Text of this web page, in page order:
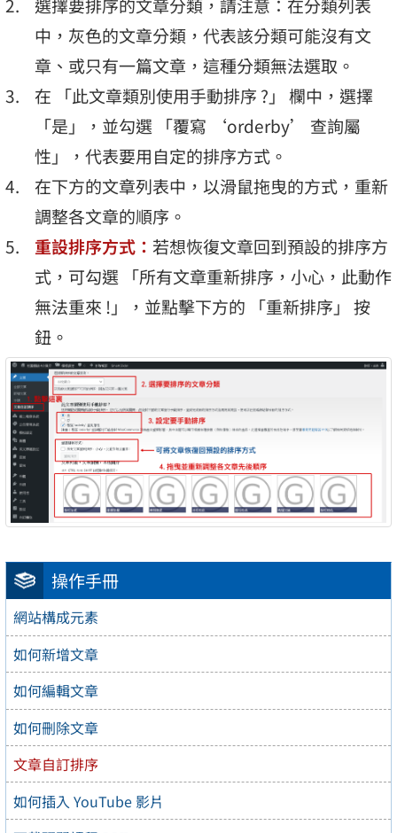
操作手冊
網站構成元素
如何新增文章
如何編輯文章
如何刪除文章
文章自訂排序
如何插入 YouTube 影片
選擇要排序的文章分類，請注意：在分類列表
中，灰色的文章分類，代表該分類可能沒有文
章、或只有一篇文章，這種分類無法選取。
在 「此文章類別使用手動排序 ?」 欄中，選擇
「是」，並勾選 「覆寫 ‘orderby’ 查詢屬
性」，代表要用自定的排序方式。
在下方的文章列表中，以滑鼠拖曳的方式，重新
調整各文章的順序。
重設排序方式： 若想恢復文章回到預設的排序方
式，可勾選 「所有文章重新排序，小心，此動作
無法重來 !」，並點擊下方的 「重新排序」 按
鈕。